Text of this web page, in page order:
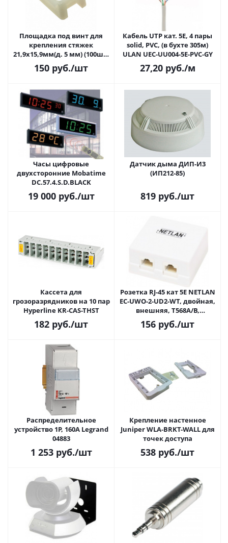
Площадка под винт для
крепления стяжек
21,9х15,9мм(д. 5 мм) (100шт)
TM-3S10C
150 руб./шт
Кабель UTP кат. 5E, 4 пары
solid, PVC, (в бухте 305м)
ULAN UEC-UU004-5E-PVC-GY
27,20руб./м
Часы цифровые
двухсторонние Mobatime
DC.57.4.S.D.BLACK
19 000руб./шт
Датчик дыма ДИП-И3
(ИП212-85)
819 руб./шт
Кассета для
грозоразрядников на 10 пар
Hyperline KR-CAS-THST
182 руб./шт
Розетка RJ-45 кат 5E NETLAN
EC-UWO-2-UD2-WT, двойная,
внешняя, T568A/B,
неэкранированная
156 руб./шт
Распределительное
устройство 1P, 160A Legrand
04883
1 253руб./шт
Крепление настенное
Juniper WLA-BRKT-WALL для
точек доступа
538 руб./шт